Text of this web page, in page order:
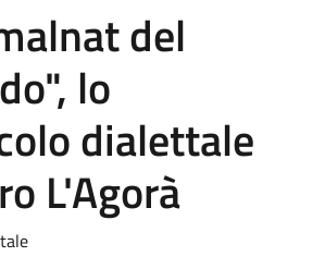
del
lo
dialettale
L'Agorà